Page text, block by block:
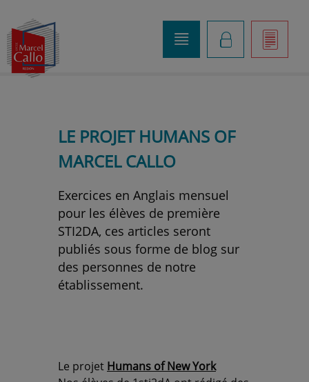
]
K
o
LE PROJET HUMANS OF
MARCEL CALLO
Exercices en Anglais mensuel
pour les élèves de première
STI2DA, ces articles seront
publiés sous forme de blog sur
des personnes de notre
établissement.
Le projet Humans of New York